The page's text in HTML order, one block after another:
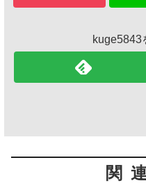
kuge5843
関